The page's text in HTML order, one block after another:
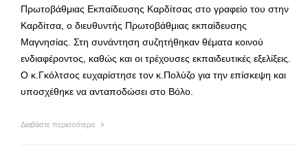
Πρωτοβάθμιας Εκπαίδευσης Καρδίτσας στο γραφείο του στην
Καρδίτσα, ο διευθυντής Πρωτοβάθμιας εκπαίδευσης
Μαγνησίας. Στη συνάντηση συζητήθηκαν θέματα κοινού
ενδιαφέροντος, καθώς και οι τρέχουσες εκπαιδευτικές εξελίξεις.
Ο κ.Γκόλτσος ευχαρίστησε τον κ.Πολύζο για την επίσκεψη και
υποσχέθηκε να ανταποδώσει στο Βόλο.
Διαβάστε περισσότερα